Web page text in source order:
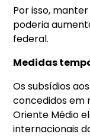
Por isso,
poderia
federal.
Medidas
Os subsídios
concedidos em
Oriente Médio
internacionais